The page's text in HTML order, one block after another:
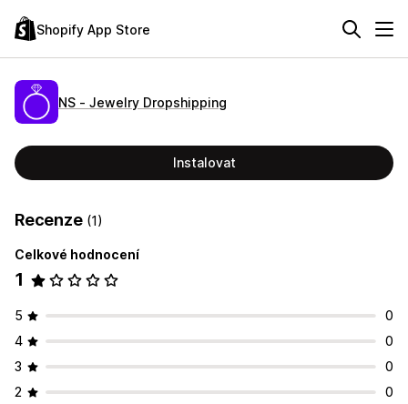
Shopify App Store
NS ‑ Jewelry Dropshipping
Instalovat
Recenze (1)
Celkové hodnocení
1
5
0
4
0
3
0
2
0